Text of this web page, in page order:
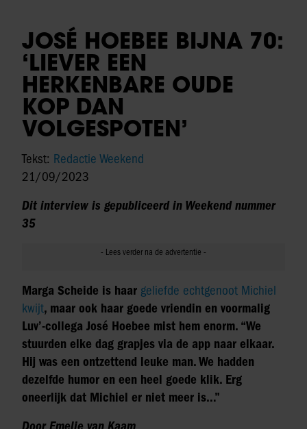
JOSÉ HOEBEE BIJNA 70:
‘LIEVER EEN
HERKENBARE OUDE
KOP DAN
VOLGESPOTEN’
Tekst: Redactie Weekend
21/09/2023
Dit interview is gepubliceerd in Weekend nummer
35
Marga Scheide is haar geliefde echtgenoot Michiel
kwijt, maar ook haar goede vriendin en voormalig
Luv’-collega José Hoebee mist hem enorm. “We
stuurden elke dag grapjes via de app naar elkaar.
Hij was een ontzettend leuke man. We hadden
dezelfde humor en een heel goede klik. Erg
oneerlijk dat Michiel er niet meer is…”